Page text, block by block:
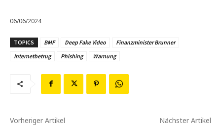
06/06/2024
TOPICS BMF Deep Fake Video
Finanzminister Brunner
Internetbetrug
Phishing Warnung
Vorheriger Artikel Nächster Artikel